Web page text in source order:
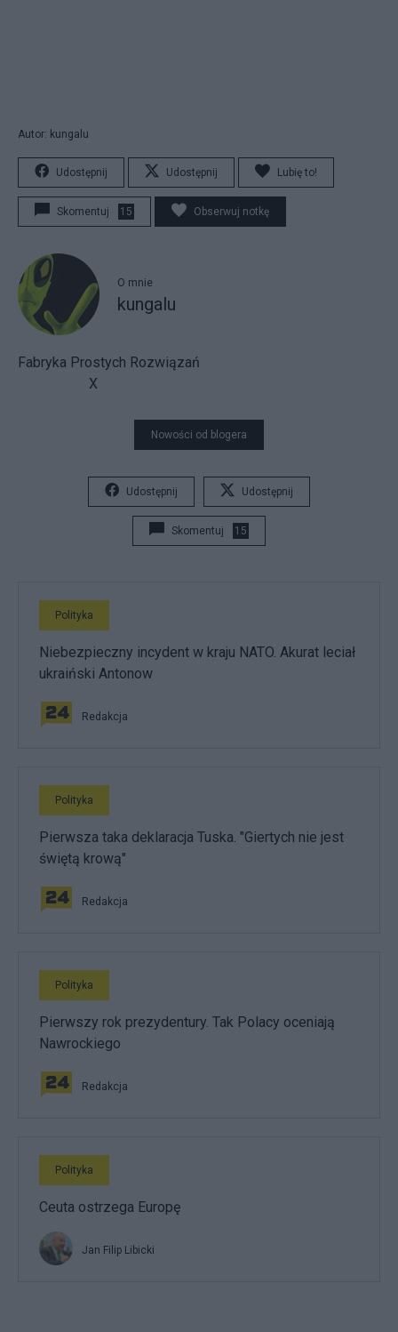
Autor: kungalu
Udostępnij Udostępnij Lubię to!
Skomentuj 15 Obserwuj notkę
O mnie
kungalu
Fabryka Prostych Rozwiązań
X
Nowości od blogera
Udostępnij Udostępnij
Skomentuj 15
Polityka
Niebezpieczny incydent w kraju NATO. Akurat leciał
ukraiński Antonow
Redakcja
Polityka
Pierwsza taka deklaracja Tuska. "Giertych nie jest
świętą krową"
Redakcja
Polityka
Pierwszy rok prezydentury. Tak Polacy oceniają
Nawrockiego
Redakcja
Polityka
Ceuta ostrzega Europę
Jan Filip Libicki